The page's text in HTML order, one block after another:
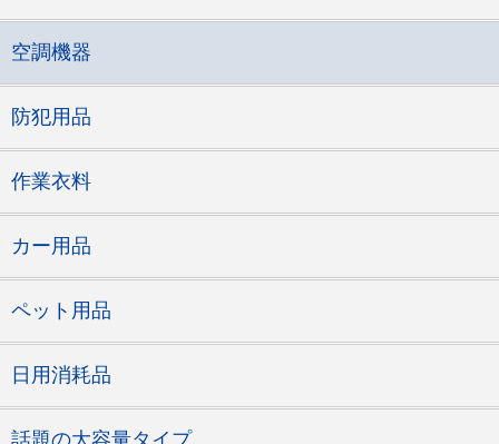
空調機器
防犯用品
作業衣料
カー用品
ペット用品
日用消耗品
話題の大容量タイプ